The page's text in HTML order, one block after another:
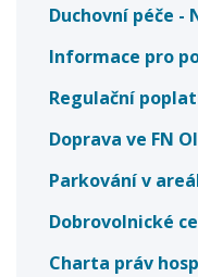
Duchovní péče -
Informace pro
Regulační
Doprava ve FN
Parkování v
Dobrovolnické
Charta práv